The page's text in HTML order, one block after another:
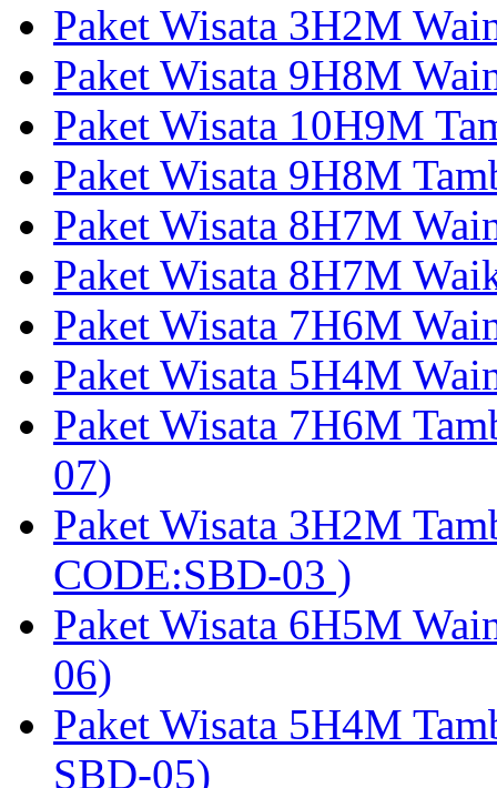
Paket Wisata 3H2M
Paket Wisata 9H8M
Paket Wisata 10H9M
Paket Wisata 9H8M
Paket Wisata 8H7M
Paket Wisata 8H7M
Paket Wisata 7H6M
Paket Wisata 5H4M
Paket Wisata 7H6M
07)
Paket Wisata 3H2M
CODE:SBD-03 )
Paket Wisata 6H5M
06)
Paket Wisata 5H4M
SBD-05)